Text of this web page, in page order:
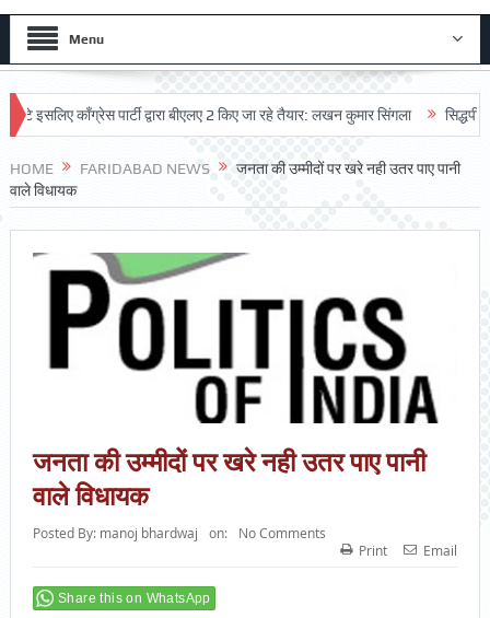
Menu
काँग्रेस पार्टी द्वारा बीएलए 2 किए जा रहे तैयार: लखन कुमार सिंगला सिद्धपीठ श्री
HOME FARIDABAD NEWS
जनता की उम्मीदों पर खरे नही उतर पाए पानी
वाले विधायक
जनता की उम्मीदों पर खरे नही उतर पाए पानी
वाले विधायक
Posted By: manoj bhardwaj on:
No Comments
Print
Email
Share this on WhatsApp